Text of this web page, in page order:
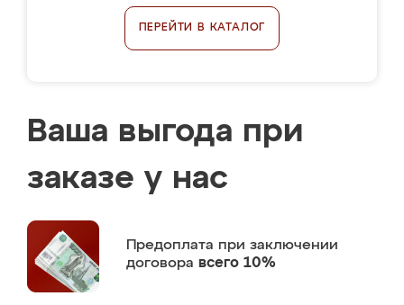
ПЕРЕЙТИ В КАТАЛОГ
Ваша выгода при
заказе у нас
Предоплата при заключении
договора всего 10%